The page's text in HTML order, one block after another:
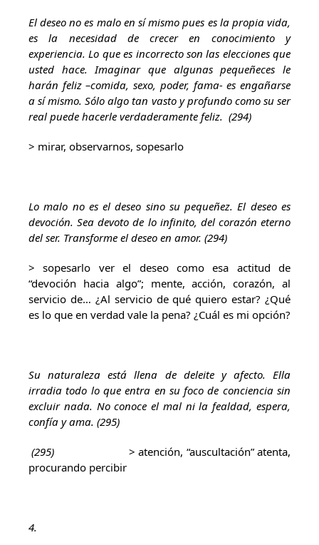
El deseo no es malo en sí mismo pues es la propia vida,
es la necesidad de crecer en conocimiento y
experiencia. Lo que es incorrecto son las elecciones que
usted hace. Imaginar que algunas pequeñeces le
harán feliz –comida, sexo, poder, fama- es engañarse
a sí mismo. Sólo algo tan vasto y profundo como su ser
real puede hacerle verdaderamente feliz. (294)
> mirar, observarnos, sopesarlo
Lo malo no es el deseo sino su pequeñez. El deseo es
devoción. Sea devoto de lo infinito, del corazón eterno
del ser. Transforme el deseo en amor. (294)
> sopesarlo ver el deseo como esa actitud de
“devoción hacia algo”; mente, acción, corazón, al
servicio de… ¿Al servicio de qué quiero estar? ¿Qué
es lo que en verdad vale la pena? ¿Cuál es mi opción?
Su naturaleza está llena de deleite y afecto. Ella
irradia todo lo que entra en su foco de conciencia sin
excluir nada. No conoce el mal ni la fealdad, espera,
confía y ama. (295)
(295)
> atención, “auscultación” atenta,
procurando percibir
4.